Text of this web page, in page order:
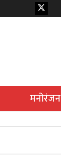
मनोरंजन